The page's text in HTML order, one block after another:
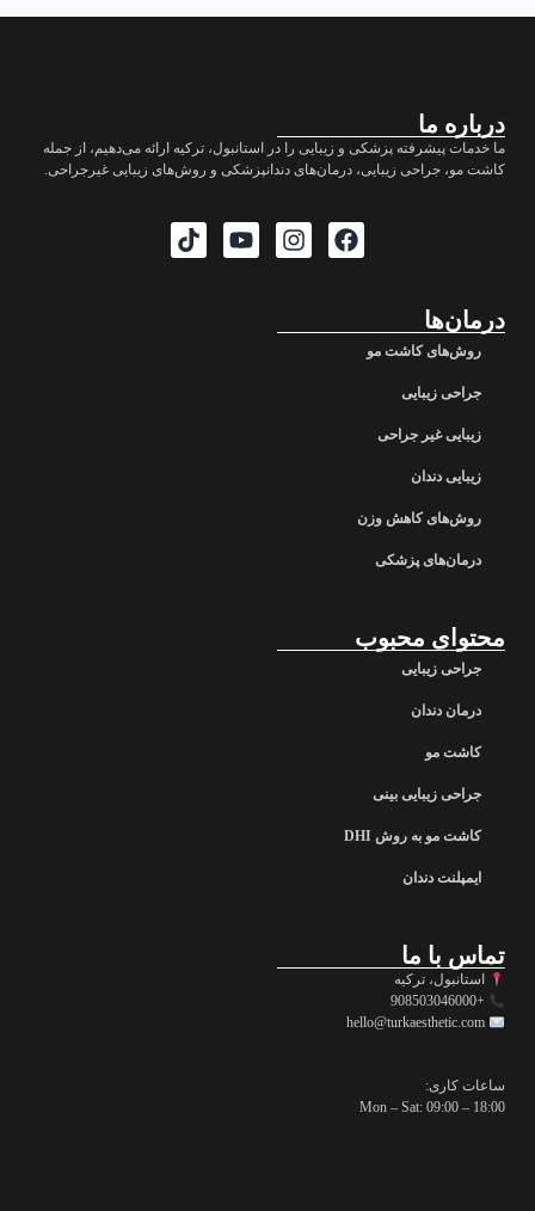
درباره ما
ما خدمات پیشرفته پزشکی و زیبایی را در استانبول، ترکیه ارائه می‌دهیم، از جمله
کاشت مو، جراحی زیبایی، درمان‌های دندانپزشکی و روش‌های زیبایی غیرجراحی.
درمان‌ها
روش‌های کاشت مو
جراحی زیبایی
زیبایی غیر جراحی
زیبایی دندان
روش‌های کاهش وزن
درمان‌های پزشکی
محتوای محبوب
جراحی زیبایی
درمان دندان
کاشت مو
جراحی زیبایی بینی
کاشت مو به روش DHI
ایمپلنت دندان
تماس با ما
استانبول، ترکیه
+908503046000
ساعات کاری:
Mon – Sat: 09:00 – 18:00